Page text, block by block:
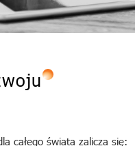
całego świata zalicza się: